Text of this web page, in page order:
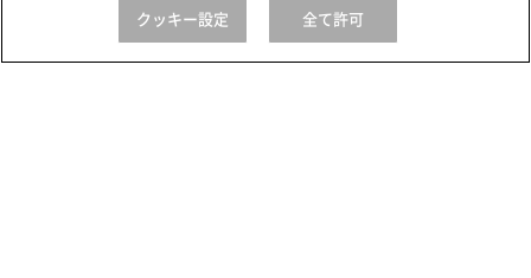
クッキー設定 全て許可